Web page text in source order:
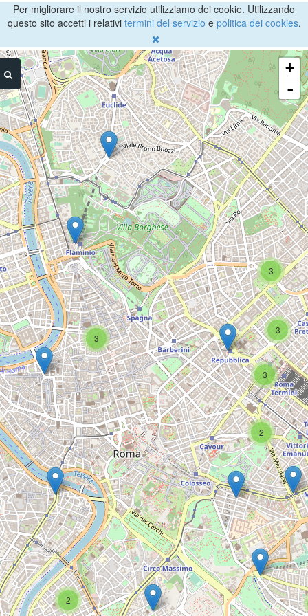
Per migliorare il nostro servizio utilizziamo dei cookie. Utilizzando
questo sito accetti i relativi termini del servizio e politica dei cookies.
2
3
3
3
3
2
+
-